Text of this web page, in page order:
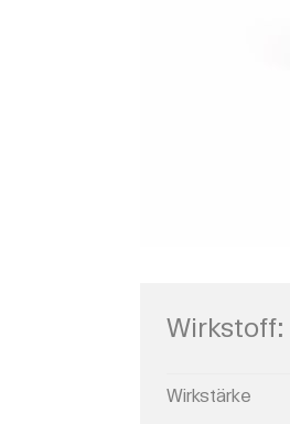
Wirkstoff:
Wirkstärke